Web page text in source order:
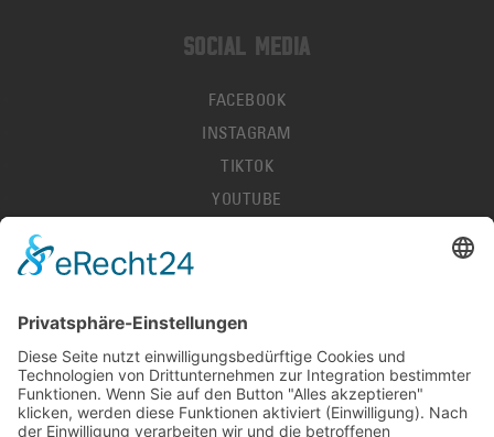
SOCIAL MEDIA
FACEBOOK
INSTAGRAM
TIKTOK
YOUTUBE
AGB
HALLENORDNUNG
KONTAKT
PRESSE
STELLENANGEBOTE